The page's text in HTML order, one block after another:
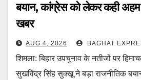
बयान, कांग्रेस को लेकर कही अहम
खबर
AUG 4, 2026 BAGHAT
शिमला: बिहार उपचुनाव के नतीजों पर
सुखविंद्र सिंह सुक्खू ने बड़ा राजनीतिक